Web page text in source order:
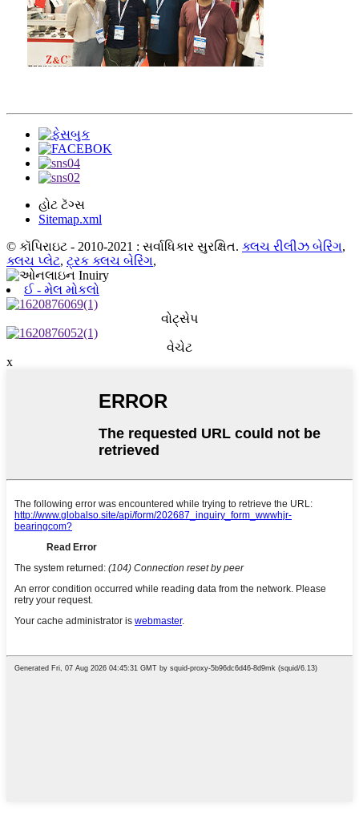
હોટ ટૅગ્સ
Sitemap.xml
© કૉપિરાઇટ - 2010-2021 : સર્વાધિકાર સુરક્ષિત. ક્લચ રીલીઝ બેરિંગ,
ક્લચ પ્લેટ, ટ્રક ક્લચ બેરિંગ,
ઈ - મેલ મોકલો
વોટ્સેપ
વેચેટ
x